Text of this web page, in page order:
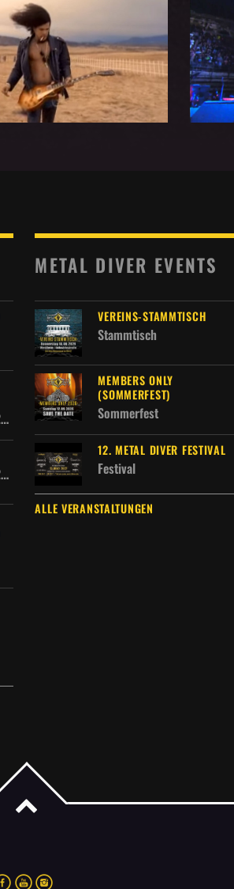
Metal Diver / Metal Diver 2027 / Metal Diver Allgemein
Metal Diver / Metal Diver 2027
METAL DIVER EVENTS
VEREINS-STAMMTISCH
Stammtisch
MEMBERS ONLY
(SOMMERFEST)
Sommerfest
12. METAL DIVER FESTIVAL
Festival
ALLE VERANSTALTUNGEN